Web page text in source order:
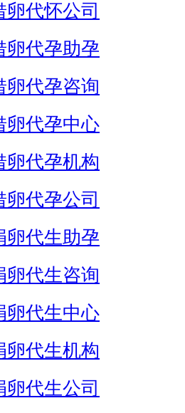
卵代怀公司
卵代孕助孕
卵代孕咨询
卵代孕中心
卵代孕机构
卵代孕公司
卵代生助孕
卵代生咨询
卵代生中心
卵代生机构
卵代生公司